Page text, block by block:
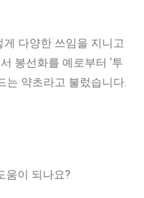
다양한 쓰임을 지니고
봉선화를 예로부터 ‘투
는 약초라고 불렀습니다.
움이 되나요?